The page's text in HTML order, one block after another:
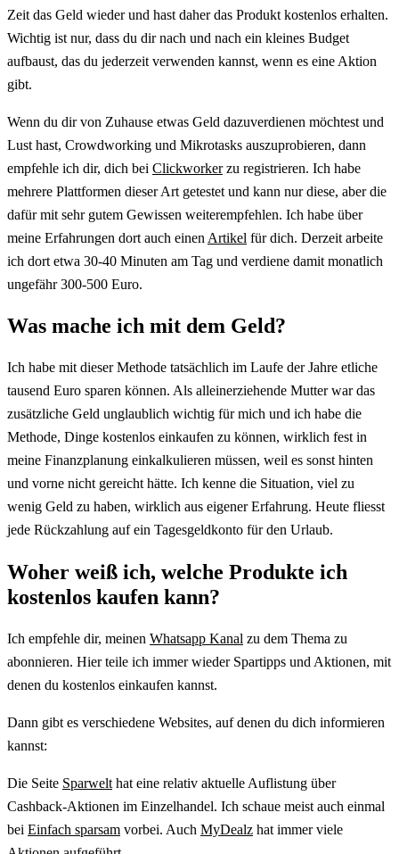
Zeit das Geld wieder und hast daher das Produkt kostenlos erhalten.
Wichtig ist nur, dass du dir nach und nach ein kleines Budget
aufbaust, das du jederzeit verwenden kannst, wenn es eine Aktion
gibt.
Wenn du dir von Zuhause etwas Geld dazuverdienen möchtest und
Lust hast, Crowdworking und Mikrotasks auszuprobieren, dann
empfehle ich dir, dich bei Clickworkerzu registrieren. Ich habe
mehrere Plattformen dieser Art getestet und kann nur diese, aber die
dafür mit sehr gutem Gewissen weiterempfehlen. Ich habe über
meine Erfahrungen dort auch einen Artikel für dich. Derzeit arbeite
ich dort etwa 30-40 Minuten am Tag und verdiene damit monatlich
ungefähr 300-500 Euro.
Was mache ich mit dem Geld?
Ich habe mit dieser Methode tatsächlich im Laufe der Jahre etliche
tausend Euro sparen können. Als alleinerziehende Mutter war das
zusätzliche Geld unglaublich wichtig für mich und ich habe die
Methode, Dinge kostenlos einkaufen zu können, wirklich fest in
meine Finanzplanung einkalkulieren müssen, weil es sonst hinten
und vorne nicht gereicht hätte. Ich kenne die Situation, viel zu
wenig Geld zu haben, wirklich aus eigener Erfahrung. Heute fliesst
jede Rückzahlung auf ein Tagesgeldkonto für den Urlaub.
Woher weiß ich, welche Produkte ich
kostenlos kaufen kann?
Ich empfehle dir, meinen Whatsapp Kanal zu dem Thema zu
abonnieren. Hier teile ich immer wieder Spartipps und Aktionen, mit
denen du kostenlos einkaufen kannst.
Dann gibt es verschiedene Websites, auf denen du dich informieren
kannst:
Die Seite Sparwelt hat eine relativ aktuelle Auflistung über
Cashback-Aktionen im Einzelhandel. Ich schaue meist auch einmal
bei Einfach sparsam vorbei. Auch MyDealz hat immer viele